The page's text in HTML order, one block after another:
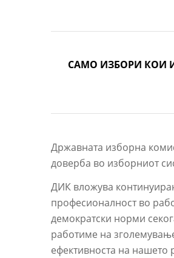
САМО ИЗБОРИ КОИ
Државната изборна
доверба во изборниот
ДИК вложува
професионалност во
демократски норми
работиме на
ефективноста на нашето